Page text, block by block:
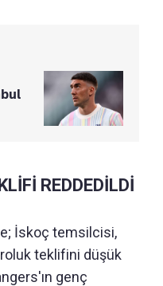
REDDEDİLDİ
İskoç temsilcisi,
teklifini düşük
genç